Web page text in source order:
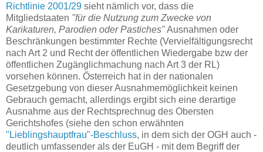
Richtlinie 2001/29 sieht nämlich vor, dass die
Mitgliedstaaten "für die Nutzung zum Zwecke von
Karikaturen, Parodien oder Pastiches"Ausnahmen oder
Beschränkungen bestimmter Rechte (Vervielfältigungsrecht
nach Art 2 und Recht der öffentlichen Wiedergabe bzw der
öffentlichen Zugänglichmachung nach Art 3 der RL)
vorsehen können. Österreich hat in der nationalen
Gesetzgebung von dieser Ausnahmemöglichkeit keinen
Gebrauch gemacht, allerdings ergibt sich eine derartige
Ausnahme aus der Rechtsprechnug des Obersten
Gerichtshofes (siehe den schon erwähnten
"Lieblingshauptfrau"-Beschluss, in dem sich der OGH auch -
deutlich umfassender als der EuGH - mit dem Begriff der